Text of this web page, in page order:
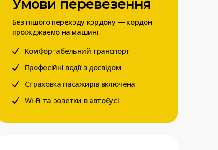
Умови перевезення
Без пішого переходу кордону — кордон
проїжджаємо на машині
Комфортабельний транспорт
Професійні водії з досвідом
Страховка пасажирів включена
Wi-Fi та розетки в автобусі